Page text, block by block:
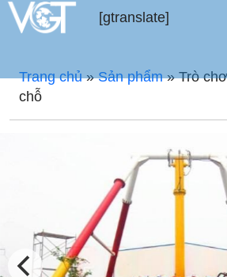
[gtranslate]
Trang chủ»Sản phẩm»Trò
chỗ